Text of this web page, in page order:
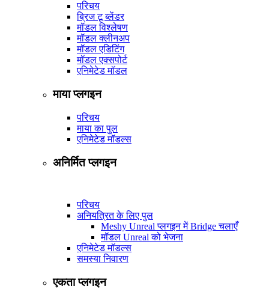
परिचय
ब्रिज टू ब्लेंडर
मॉडल विश्लेषण
मॉडल क्लीनअप
मॉडल एडिटिंग
मॉडल एक्सपोर्ट
एनिमेटेड मॉडल
माया प्लगइन
परिचय
माया का पुल
एनिमेटेड मॉडल्स
अनिर्मित प्लगइन
परिचय
अनियत्रित के लिए पुल
Meshy Unreal प्लगइन में Bridge चलाएँ
मॉडल Unreal को भेजना
एनिमेटेड मॉडल्स
समस्या निवारण
एकता प्लगइन